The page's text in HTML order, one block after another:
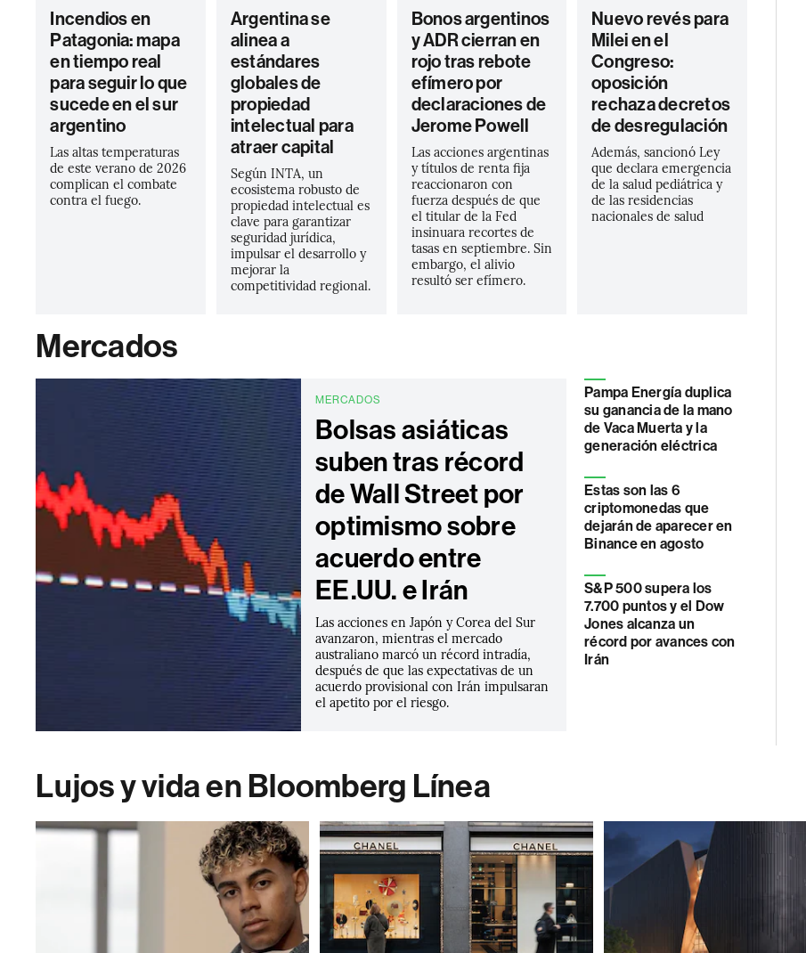
Incendios en
Patagonia: mapa
en tiempo real
para seguir lo que
sucede en el sur
argentino
Las altas temperaturas
de este verano de 2026
complican el combate
contra el fuego.
Argentina se
alinea a
estándares
globales de
propiedad
intelectual para
atraer capital
Según INTA, un
ecosistema robusto de
propiedad intelectual es
clave para garantizar
seguridad jurídica,
impulsar el desarrollo y
mejorar la
competitividad regional.
Bonos argentinos
y ADR cierran en
rojo tras rebote
efímero por
declaraciones de
Jerome Powell
Las acciones argentinas
y títulos de renta fija
reaccionaron con
fuerza después de que
el titular de la Fed
insinuara recortes de
tasas en septiembre. Sin
embargo, el alivio
resultó ser efímero.
Nuevo revés para
Milei en el
Congreso:
oposición
rechaza decretos
de desregulación
Además, sancionó Ley
que declara emergencia
de la salud pediátrica y
de las residencias
nacionales de salud
Mercados
MERCADOS
Bolsas asiáticas
suben tras récord
de Wall Street por
optimismo sobre
acuerdo entre
EE.UU. e Irán
Las acciones en Japón y Corea del Sur
avanzaron, mientras el mercado
australiano marcó un récord intradía,
después de que las expectativas de un
acuerdo provisional con Irán impulsaran
el apetito por el riesgo.
Pampa Energía duplica
su ganancia de la mano
de Vaca Muerta y la
generación eléctrica
Estas son las 6
criptomonedas que
dejarán de aparecer en
Binance en agosto
S&P 500 supera los
7.700 puntos y el Dow
Jones alcanza un
récord por avances con
Irán
Lujos y vida en Bloomberg Línea